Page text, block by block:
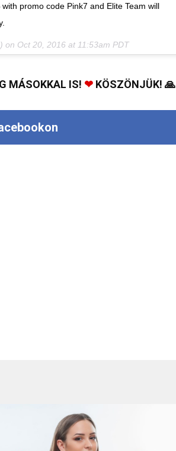
promo code Pink7 and Elite Team will
on Oct 20, 2016 at 11:53am PDT
MÁSOKKAL IS! ❤KÖSZÖNJÜK! 🙏